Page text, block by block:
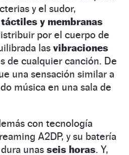
y el sudor,
y membranas
por el cuerpo de
las vibraciones
de cualquier canción. De
una sensación similar a
música en una sala de
con tecnología
A2DP, y su batería
unas seis horas. Y,